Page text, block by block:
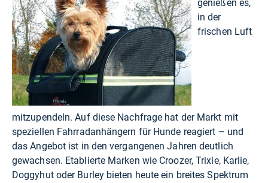
genießen es,
in der
frischen Luft
mitzupendeln. Auf diese Nachfrage hat der Markt mit
speziellen Fahrradanhängern für Hunde reagiert – und
das Angebot ist in den vergangenen Jahren deutlich
gewachsen. Etablierte Marken wie Croozer, Trixie, Karlie,
Doggyhut oder Burley bieten heute ein breites Spektrum